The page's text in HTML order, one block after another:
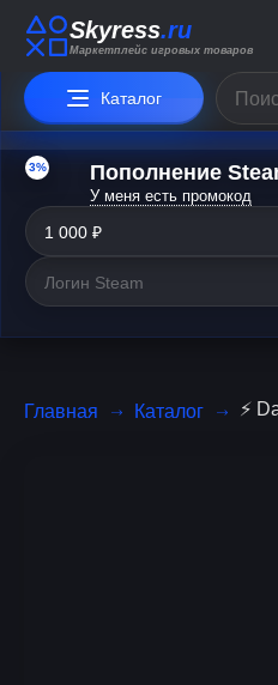
Skyress.ru
Маркетплейс игровых товаров
Каталог
3% Пополнение
У меня есть промокод
Главная Каталог ⚡